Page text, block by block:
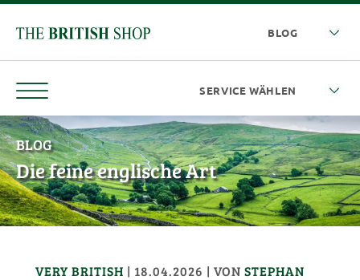
BLOG
Die feine englische Art
VERY BRITISH | 18.04.2026 | VONSTEPHAN